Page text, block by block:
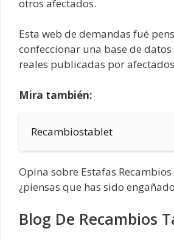
otros afectados.
Esta web de demandas fué
confeccionar una base de datos
reales publicadas por
Mira también:
Recambiostablet
Opina sobre Estafas
¿piensas que has sido
Blog De Recambios